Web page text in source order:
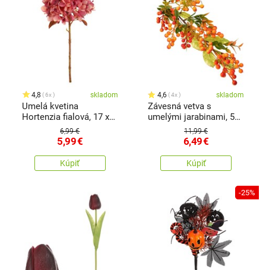
4,8 6x skladom
Umelá kvetina
Hortenzia fialová, 17 x
6,99 €
5,99€
Kúpiť
4,6 4x skladom
Závesná vetva s
umelými jarabinami, 52
11,99 €
6,49€
Kúpiť
-25%